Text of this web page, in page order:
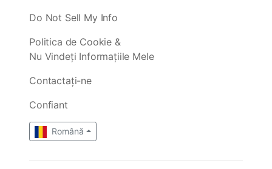
Do Not Sell My Info
Politica de Cookie &
Nu Vindeți Informațiile Mele
Contactați-ne
Confiant
Română